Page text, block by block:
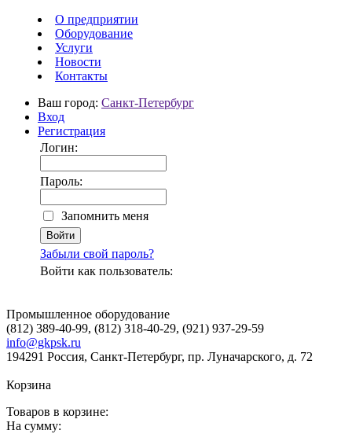
О предприятии
Оборудование
Услуги
Новости
Контакты
Ваш город: Санкт-Петербург
Вход
Регистрация
Логин:
Пароль:
Запомнить меня
Забыли свой пароль?
Войти как пользователь:
Промышленное оборудование
(812) 389-40-99, (812) 318-40-29, (921) 937-29-59
info@gkpsk.ru
194291 Россия, Санкт-Петербург, пр. Луначарского, д. 72
Корзина
Товаров в корзине:
На сумму: